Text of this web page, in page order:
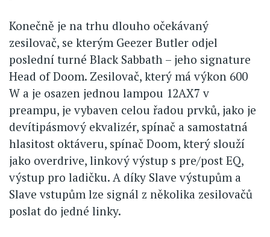
Konečně je na trhu dlouho očekávaný
zesilovač, se kterým Geezer Butler odjel
poslední turné Black Sabbath – jeho signature
Head of Doom. Zesilovač, který má výkon 600
W a je osazen jednou lampou 12AX7 v
preampu, je vybaven celou řadou prvků, jako je
devítipásmový ekvalizér, spínač a samostatná
hlasitost oktáveru, spínač Doom, který slouží
jako overdrive, linkový výstup s pre/post EQ,
výstup pro ladičku. A díky Slave výstupům a
Slave vstupům lze signál z několika zesilovačů
poslat do jedné linky.